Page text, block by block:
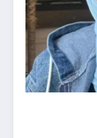
للشّاعر